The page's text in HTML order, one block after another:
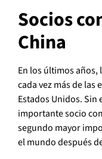
Socios
China
En los últimos
cada vez más de las
Estados Unidos.
importante socio
segundo mayor
el mundo después